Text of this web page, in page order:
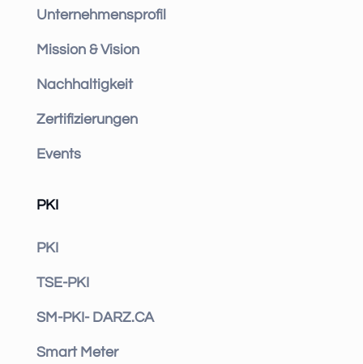
Unternehmensprofil
Mission & Vision
Nachhaltigkeit
Zertifizierungen
Events
PKI
PKI
TSE-PKI
SM-PKI- DARZ.CA
Smart Meter